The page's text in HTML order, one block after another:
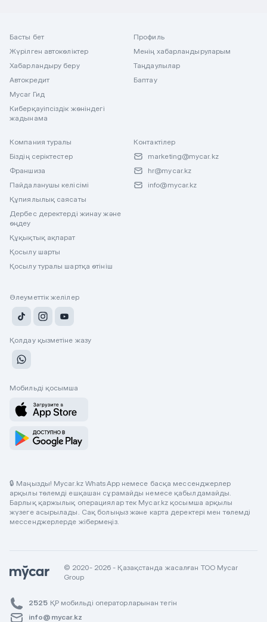
Басты бет
Жүрілген автокөліктер
Хабарландыру беру
Автокредит
Mycar Гид
Киберқауіпсіздік жөніндегі
жадынама
Профиль
Менің хабарландыруларым
Таңдаулылар
Баптау
Компания туралы
Біздің серіктестер
Франшиза
Пайдаланушы келісімі
Құпиялылық саясаты
Дербес деректерді жинау және
өңдеу
Құқықтық ақпарат
Қосылу шарты
Қосылу туралы шартқа өтініш
Контактілер
marketing@mycar.kz
hr@mycar.kz
info@mycar.kz
Әлеуметтік желілер
Қолдау қызметіне жазу
Мобильді қосымша
🔒 Маңызды! Mycar.kz WhatsApp немесе басқа мессенджерлер
арқылы төлемді ешқашан сұрамайды немесе қабылдамайды.
Барлық қаржылық операциялар тек Mycar.kz қосымша арқылы
жүзеге асырылады. Сақ болыңыз және карта деректері мен төлемді
мессенджерлерде жібермеңіз.
© 2020- 2026 - Қазақстанда жасалған ТОО Mycar
Group
2525 ҚР мобильді операторларынан тегін
info@mycar.kz